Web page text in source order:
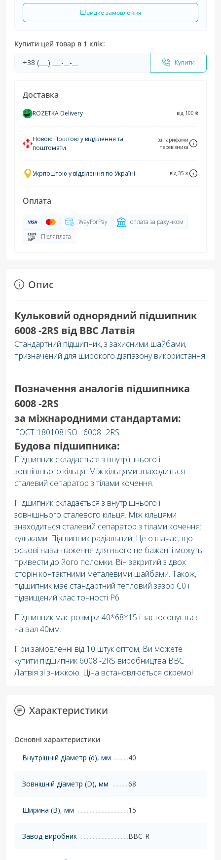
Швидке замовлення
Купити цей товар в 1 клік:
Купити
Доставка
ROZETKA Delivery від 100 ₴
Новою Поштою у відділення та
поштомати
за тарифами
перевізника
Укрпоштою у відділення по Україні від 35 ₴
Оплата
WayForPay
оплата за рахунком
Післяплата
Опис
Кульковий однорядний підшипник
6008 -2RS від BBC Латвія
Стандартний підшипник, з захисними шайбами,
призначений для широкого діапазону використання
.
Позначення аналогів підшипника
6008 -2RS
за міжнародними стандартами:
ГОСТ-180108 ISO –6008 -2RS
Будова підшипника:
Підшипник складається з внутрішнього і
зовнішнього кільця. Між кільцями знаходиться
сталевий сепаратор з тілами кочення.
Підшипник складається з внутрішнього і
зовнішнього сталевого кільця. Між кільцями
знаходиться сталевий сепаратор з тілами кочення:
кульками. Підшипник радіальний. Це означає, що
осьові навантаження для нього не бажані і можуть
привести до його поломки. Він закритий з двох
сторін контактними металевими шайбами. Також,
підшипник має стандартний тепловий зазор C0 і
підвищений клас точності P6.
Підшипник має розміри 40*68*15 і застосовується
на вал 40мм.
При замовленні від 10 штук оптом, Ви можете
купити підшипник 6008 -2RS виробництва BBC
Латвія зі знижкою. Ціна встановлюється окремо!
Характеристики
Основні характеристики
Внутрішній діаметр (d), мм
40
Зовнішній діаметр (D), мм 68
Ширина (B), мм 15
Завод-виробник BBC-R